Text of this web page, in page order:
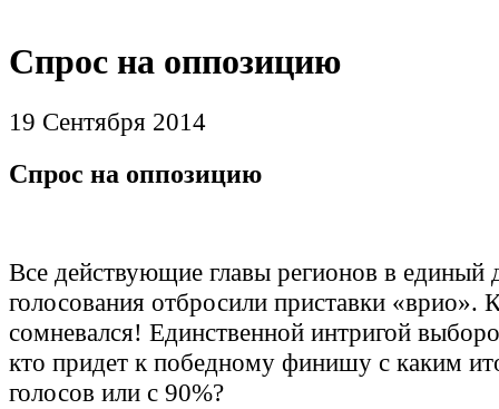
Спрос на оппозицию
19 Сентября 2014
Спрос на оппозицию
Все действующие главы регионов в единый
голосования отбросили приставки «врио».
сомневался! Единственной интригой
кто придет к победному финишу с каким
голосов или с 90%?